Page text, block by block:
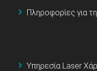
Πληροφορίες για
Υπηρεσία Laser